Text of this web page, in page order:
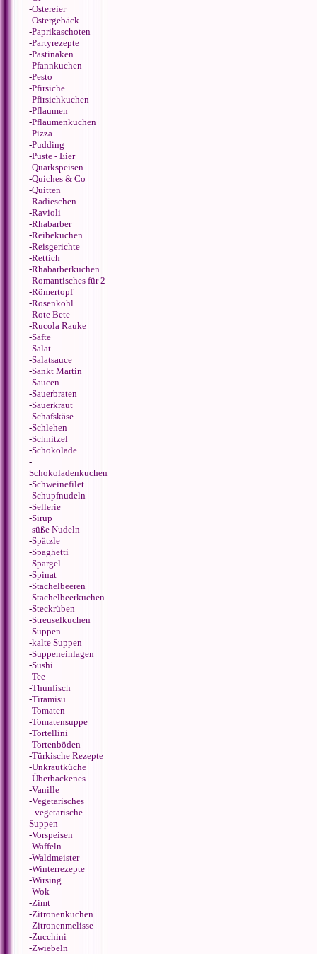
-Ostereier
-Ostergebäck
-Paprikaschoten
-Partyrezepte
-Pastinaken
-Pfannkuchen
-Pesto
-Pfirsiche
-Pfirsichkuchen
-Pflaumen
-Pflaumenkuchen
-Pizza
-Pudding
-Puste - Eier
-Quarkspeisen
-Quiches & Co
-Quitten
-Radieschen
-Ravioli
-Rhabarber
-Reibekuchen
-Reisgerichte
-Rettich
-Rhabarberkuchen
-Romantisches für 2
-Römertopf
-Rosenkohl
-Rote Bete
-Rucola Rauke
-Säfte
-Salat
-Salatsauce
-Sankt Martin
-Saucen
-Sauerbraten
-Sauerkraut
-Schafskäse
-Schlehen
-Schnitzel
-Schokolade
-
Schokoladenkuchen
-Schweinefilet
-Schupfnudeln
-Sellerie
-Sirup
-süße Nudeln
-Spätzle
-Spaghetti
-Spargel
-Spinat
-Stachelbeeren
-Stachelbeerkuchen
-Steckrüben
-Streuselkuchen
-Suppen
-kalte Suppen
-Suppeneinlagen
-Sushi
-Tee
-Thunfisch
-Tiramisu
-Tomaten
-Tomatensuppe
-Tortellini
-Tortenböden
-Türkische Rezepte
-Unkrautküche
-Überbackenes
-Vanille
-Vegetarisches
--vegetarische
Suppen
-Vorspeisen
-Waffeln
-Waldmeister
-Winterrezepte
-Wirsing
-Wok
-Zimt
-Zitronenkuchen
-Zitronenmelisse
-Zucchini
-Zwiebeln